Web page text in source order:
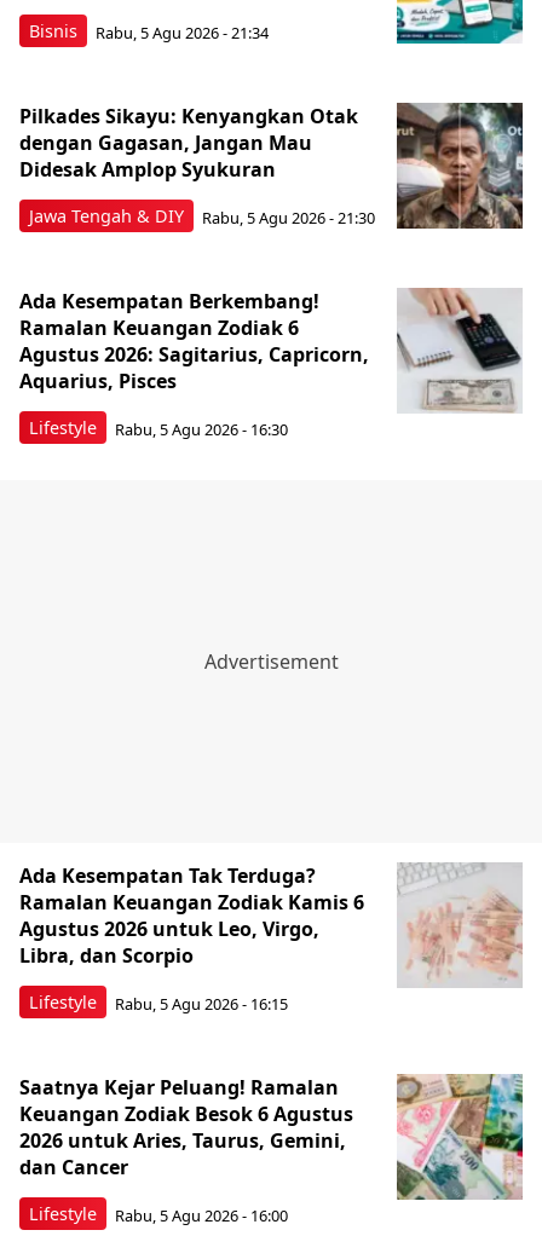
Bisnis Rabu, 5 Agu 2026 - 21:34
Jawa Tengah & DIY
Pilkades Sikayu: Kenyangkan Otak
dengan Gagasan, Jangan Mau
Didesak Amplop Syukuran
Rabu, 5 Agu 2026 - 21:30
Lifestyle
Ada Kesempatan Berkembang!
Ramalan Keuangan Zodiak 6
Agustus 2026: Sagitarius, Capricorn,
Aquarius, Pisces
Rabu, 5 Agu 2026 - 16:30
Lifestyle
Ada Kesempatan Tak Terduga?
Ramalan Keuangan Zodiak Kamis 6
Agustus 2026 untuk Leo, Virgo,
Libra, dan Scorpio
Rabu, 5 Agu 2026 - 16:15
Lifestyle
Saatnya Kejar Peluang! Ramalan
Keuangan Zodiak Besok 6 Agustus
2026 untuk Aries, Taurus, Gemini,
dan Cancer
Rabu, 5 Agu 2026 - 16:00